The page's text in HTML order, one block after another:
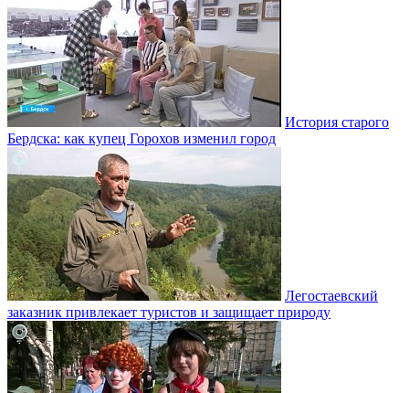
История старого
Бердска: как купец Горохов изменил город
Легостаевский
заказник привлекает туристов и защищает природу